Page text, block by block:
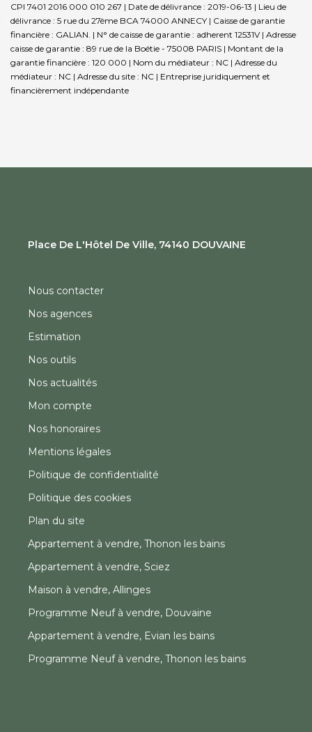
CPI 7401 2016 000 010 267 | Date de délivrance : 2019-06-13 | Lieu de
délivrance : 5 rue du 27ème BCA 74000 ANNECY | Caisse de garantie
financière : GALIAN. | N° de caisse de garantie : adherent 12531V | Adresse
caisse de garantie : 89 rue de la Boétie - 75008 PARIS | Montant de la
garantie financière : 120 000 | Nom du médiateur : NC | Adresse du
médiateur : NC | Adresse du site : NC | Entreprise juridiquement et
financièrement indépendante
Place De L'Hôtel De Ville, 74140 DOUVAINE
Nous contacter
Nos agences
Estimation
Nos outils
Nos actualités
Mon compte
Nos honoraires
Mentions légales
Politique de confidentialité
Politique des cookies
Plan du site
Appartement à vendre, Thonon les bains
Appartement à vendre, Sciez
Maison à vendre, Allinges
Programme Neuf à vendre, Douvaine
Appartement à vendre, Evian les bains
Programme Neuf à vendre, Thonon les bains